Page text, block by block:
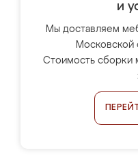
и
Мы доставляем
Московской
Стоимость сборки